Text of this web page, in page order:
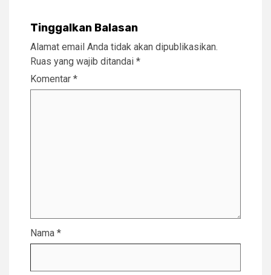
Tinggalkan Balasan
Alamat email Anda tidak akan dipublikasikan.
Ruas yang wajib ditandai *
Komentar *
Nama *